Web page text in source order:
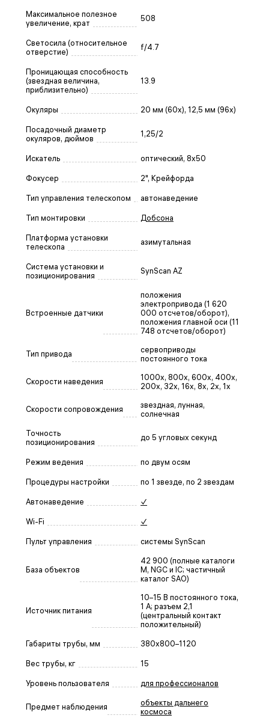
Максимальное полезное
увеличение, крат
508
Светосила (относительное
отверстие)
f/4.7
Проницающая способность
(звездная величина,
приблизительно)
13.9
Окуляры 20 мм (60x), 12,5 мм (96x)
Посадочный диаметр
окуляров, дюймов
1,25/2
Искатель оптический, 8x50
Фокусер 2", Крейфорда
Тип управления телескопом автонаведение
Тип монтировки Добсона
Платформа установки
телескопа
азимутальная
Система установки и
позиционирования
SynScan AZ
Встроенные датчики
положения
электропривода (1 620
000 отсчетов/оборот),
положения главной оси (11
748 отсчетов/оборот)
Тип привода
сервоприводы
постоянного тока
Скорости наведения
1000x, 800x, 600x, 400x,
200x, 32x, 16x, 8x, 2x, 1x
Скорости сопровождения
звездная, лунная,
солнечная
Точность
позиционирования
до 5 угловых секунд
Режим ведения по двум осям
Процедуры настройки по 1 звезде, по 2 звездам
Автонаведение ✓
Wi-Fi ✓
Пульт управления системы SynScan
База объектов
42 900 (полные каталоги
M, NGC и IC; частичный
каталог SAO)
Источник питания
10–15 В постоянного тока,
1 A; разъем 2,1
(центральный контакт
положительный)
Габариты трубы, мм 380x800–1120
Вес трубы, кг 15
Уровень пользователя для профессионалов
Предмет наблюдения
объекты дальнего
космоса